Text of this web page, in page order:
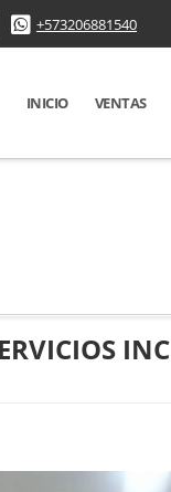
+573206881540
INICIO VENTAS